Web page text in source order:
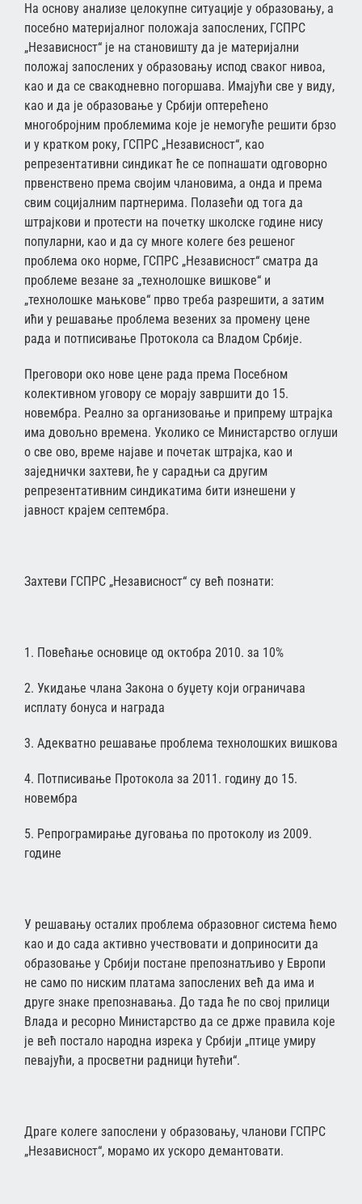
На основу анализе целокупне ситуације у образовању, а
посебно материјалног положаја запослених, ГСПРС
„Независност“ је на становишту да је материјални
положај запослених у образовању испод сваког нивоа,
као и да се свакодневно погоршава. Имајући све у виду,
као и да је образовање у Србији оптерећено
многобројним проблемима које је немогуће решити брзо
и у кратком року, ГСПРС „Независност“, као
репрезентативни синдикат ће се попнашати одговорно
првенствено према својим члановима, а онда и према
свим социјалним партнерима. Полазећи од тога да
штрајкови и протести на почетку школске године нису
популарни, као и да су многе колеге без решеног
проблема око норме, ГСПРС „Независност“ сматра да
проблеме везане за „технолошке вишкове“ и
„технолошке мањкове“ прво треба разрешити, а затим
ићи у решавање проблема везених за промену цене
рада и потписивање Протокола са Владом Србије.
Преговори око нове цене рада према Посебном
колективном уговору се морају завршити до 15.
новембра. Реално за организовање и припрему штрајка
има довољно времена. Уколико се Министарство оглуши
о све ово, време најаве и почетак штрајка, као и
заједнички захтеви, ће у сарадњи са другим
репрезентативним синдикатима бити изнешени у
јавност крајем септембра.
Захтеви ГСПРС „Независност“ су већ познати:
1. Повећање основице од октобра 2010. за 10%
2. Укидање члана Закона о буџету који ограничава
исплату бонуса и награда
3. Адекватно решавање проблема технолошких вишкова
4. Потписивање Протокола за 2011. годину до 15.
новембра
5. Репрограмирање дуговања по протоколу из 2009.
године
У решавању осталих проблема образовног система ћемо
као и до сада активно учествовати и доприносити да
образовање у Србији постане препознатљиво у Европи
не само по ниским платама запослених већ да има и
друге знаке препознавања. До тада ће по свој прилици
Влада и ресорно Министарство да се држе правила које
је већ постало народна изрека у Србији „птице умиру
певајући, а просветни радници ћутећи“.
Драге колеге запослени у образовању, чланови ГСПРС
„Независност“, морамо их ускоро демантовати.